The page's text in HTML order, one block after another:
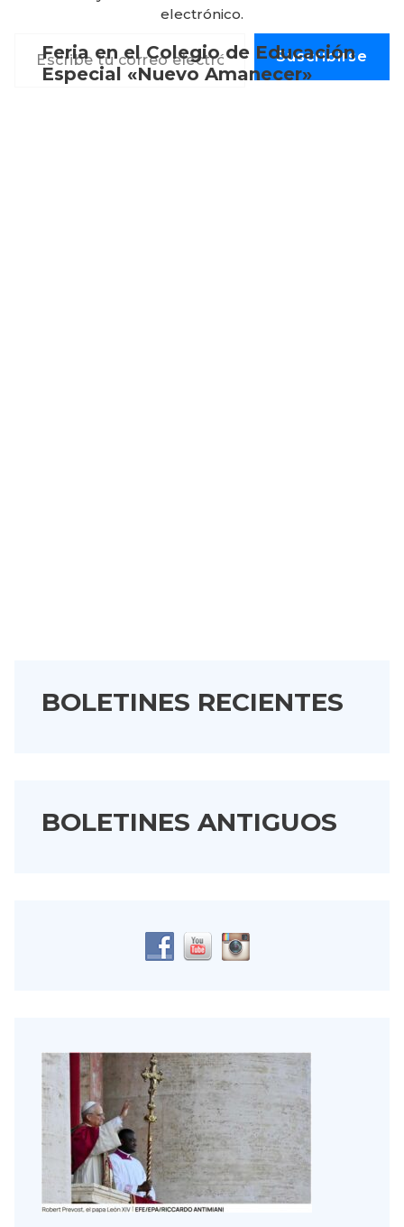
Feria en el Colegio de Educación
Especial «Nuevo Amanecer»
electrónico.
Suscribirse
BOLETINES RECIENTES
BOLETINES ANTIGUOS